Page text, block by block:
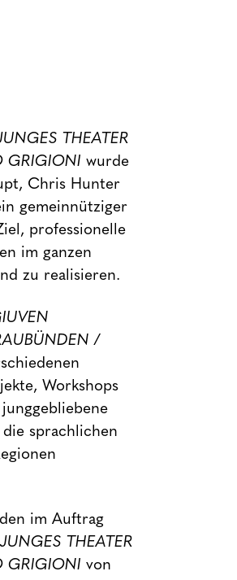
THEATER
GRIGIONI wurde
Chris Hunter
gemeinnütziger
professionelle
im ganzen
zu realisieren.
/
Workshops
sprachlichen
im Auftrag
THEATER
GRIGIONI von